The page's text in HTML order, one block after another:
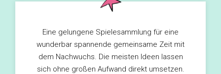
Eine gelungene Spielesammlung für eine
wunderbar spannende gemeinsame Zeit mit
dem Nachwuchs. Die meisten Ideen lassen
sich ohne großen Aufwand direkt umsetzen.